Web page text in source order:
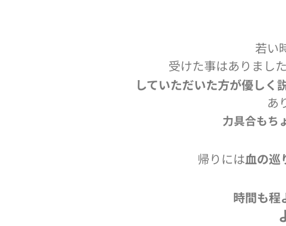
若い
受けた事はありまし
していただいた方が優しく
あ
力具合もち
帰りには血の巡
時間も程